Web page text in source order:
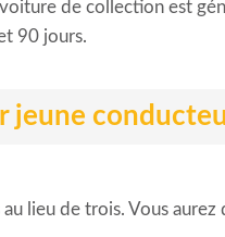
de collection est
90 jours.
jeune
lieu de trois. Vous